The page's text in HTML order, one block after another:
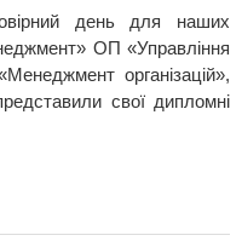
день для наших
ОП «Управління
організацій»,
свої дипломні